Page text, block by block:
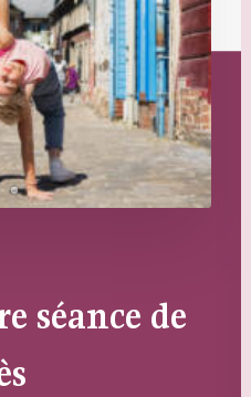
séance de